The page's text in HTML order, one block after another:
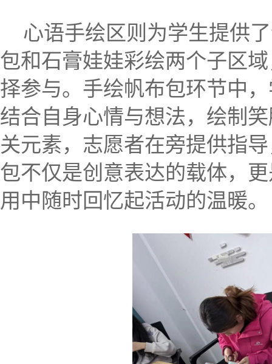
心语手绘区则为学生提供
包和石膏娃娃彩绘两个子区
择参与。手绘帆布包环节中
结合自身心情与想法，绘制
关元素，志愿者在旁提供指
包不仅是创意表达的载体，
用中随时回忆起活动的温暖。